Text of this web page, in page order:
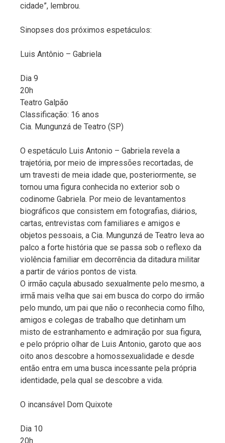
cidade”, lembrou.
Sinopses dos próximos espetáculos:
Luis Antônio – Gabriela
Dia 9
20h
Teatro Galpão
Classificação: 16 anos
Cia. Mungunzá de Teatro (SP)
O espetáculo Luis Antonio – Gabriela revela a
trajetória, por meio de impressões recortadas, de
um travesti de meia idade que, posteriormente, se
tornou uma figura conhecida no exterior sob o
codinome Gabriela. Por meio de levantamentos
biográficos que consistem em fotografias, diários,
cartas, entrevistas com familiares e amigos e
objetos pessoais, a Cia. Mungunzá de Teatro leva ao
palco a forte história que se passa sob o reflexo da
violência familiar em decorrência da ditadura militar
a partir de vários pontos de vista.
O irmão caçula abusado sexualmente pelo mesmo, a
irmã mais velha que sai em busca do corpo do irmão
pelo mundo, um pai que não o reconhecia como filho,
amigos e colegas de trabalho que detinham um
misto de estranhamento e admiração por sua figura,
e pelo próprio olhar de Luis Antonio, garoto que aos
oito anos descobre a homossexualidade e desde
então entra em uma busca incessante pela própria
identidade, pela qual se descobre a vida.
O incansável Dom Quixote
Dia 10
20h